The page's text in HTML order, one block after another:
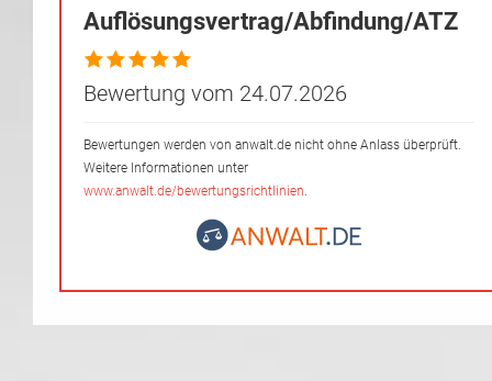
Auflösungsvertrag/Abfindung/ATZ
Bewertung vom 24.07.2026
Bewertungen werden von anwalt.de nicht ohne Anlass überprüft.
Weitere Informationen unter
www.anwalt.de/bewertungsrichtlinien.